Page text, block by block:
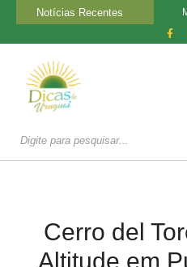
Notícias Recentes
Cerro del
Altitude em